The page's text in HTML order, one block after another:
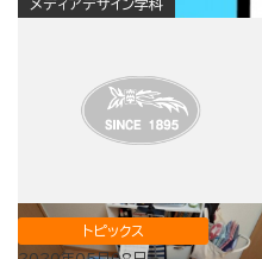
メディアデザイン学科
トピックス